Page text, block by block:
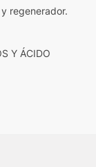
regenerador.
Y ÁCIDO